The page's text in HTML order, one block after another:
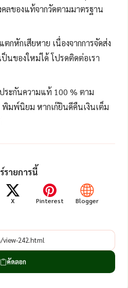
ลของแท้จากวัดตามมาตรฐาน
กหักเสียหาย เนื่องจากการจัดส่ง
นของใหม่ได้ โปรดติดต่อเรา
ระกันความแท้ 100 % ตาม
พิมพ์นิยม หากเก๊ยินดีคืนเงินเต็ม
รายการนี้
X Pinterest Blogger
คัดลอก